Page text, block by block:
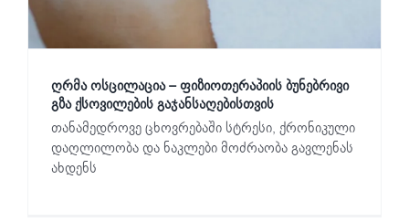
ღრმა ოსცილაცია – ფიზიოთერაპიის ბუნებრივი
გზა ქსოვილების გაჯანსაღებისთვის
თანამედროვე ცხოვრებაში სტრესი, ქრონიკული
დაღლილობა და ნაკლები მოძრაობა გავლენას
ახდენს